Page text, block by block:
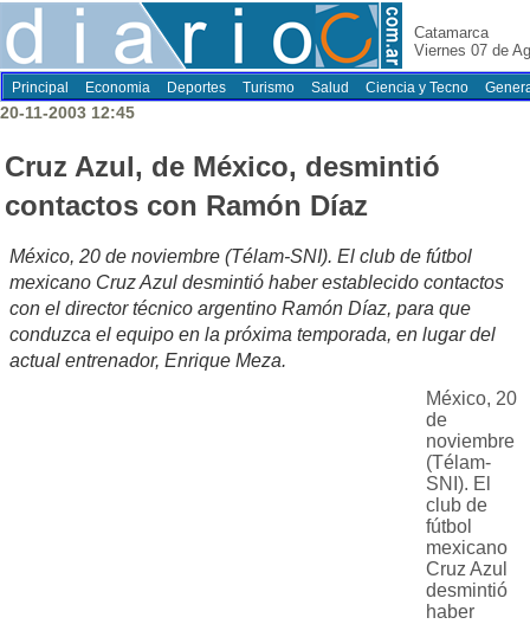
Catamarca
Viernes 07 de
Principal Economia Deportes Turismo Salud Ciencia y Tecno
20-11-2003 12:45
Cruz Azul, de México, desmintió
contactos con Ramón Díaz
México, 20 de noviembre (Télam-SNI). El club de fútbol
mexicano Cruz Azul desmintió haber establecido contactos
con el director técnico argentino Ramón Díaz, para que
conduzca el equipo en la próxima temporada, en lugar del
actual entrenador, Enrique Meza.
México, 20
de
noviembre
(Télam-
SNI). El
club de
fútbol
mexicano
Cruz Azul
desmintió
haber